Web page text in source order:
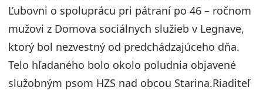
Ľubovni o spoluprácu pri pátraní po 46 – ročnom
mužovi z Domova sociálnych služieb v Legnave,
ktorý bol nezvestný od predchádzajúceho dňa.
Telo hľadaného bolo okolo poludnia objavené
služobným psom HZS nad obcou Starina.Riaditeľ